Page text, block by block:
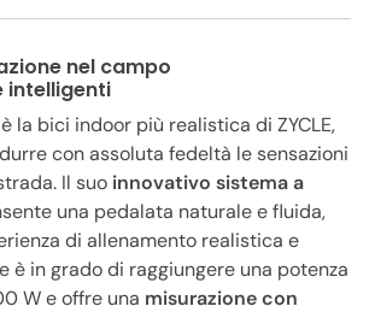
nel campo
intelligenti
la bici indoor più realistica di ZYCLE,
con assoluta fedeltà le sensazioni
Il suo innovativo sistema a
una pedalata naturale e fluida,
di allenamento realistica e
è in grado di raggiungere una potenza
W e offre una misurazione con